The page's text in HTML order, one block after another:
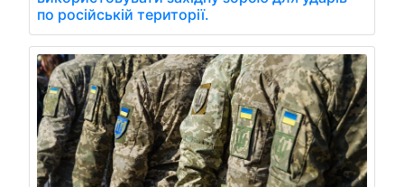
по російській території.